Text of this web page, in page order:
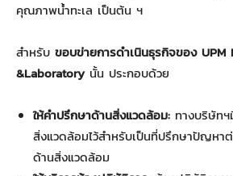
คุณภาพน้ำทะเล เป็นต้น ฯ
สำหรับ ขอบข่ายการดำเนินธุรกิจของ
&Laboratoryนั้น ประกอบด้วย
ให้คำปรึกษาด้านสิ่งแวดล้อม: ทางบริษัท
สิ่งแวดล้อมไว้สำหรับเป็นที่ปรึกษาปัญหา
ด้านสิ่งแวดล้อม